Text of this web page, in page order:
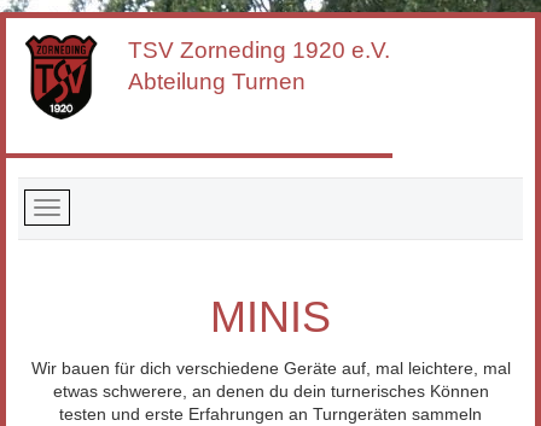
TSV Zorneding 1920 e.V.
Abteilung Turnen
MINIS
Wir bauen für dich verschiedene Geräte auf, mal leichtere, mal
etwas schwerere, an denen du dein turnerisches Können
testen und erste Erfahrungen an Turngeräten sammeln